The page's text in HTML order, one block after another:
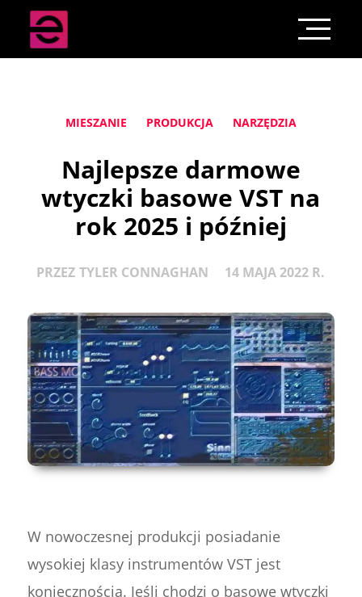
MIESZANIE PRODUKCJA NARZĘDZIA
Najlepsze darmowe
wtyczki basowe VST na
rok 2025 i później
PRZEZ TYLER CONNAGHAN 14 MAJA 2022 R.
W nowoczesnej produkcji posiadanie
wysokiej klasy instrumentów VST jest
koniecznością. Jeśli chodzi o basowe wtyczki